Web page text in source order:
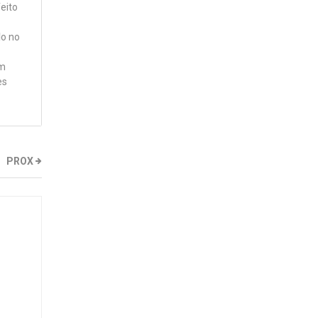
no
PROX